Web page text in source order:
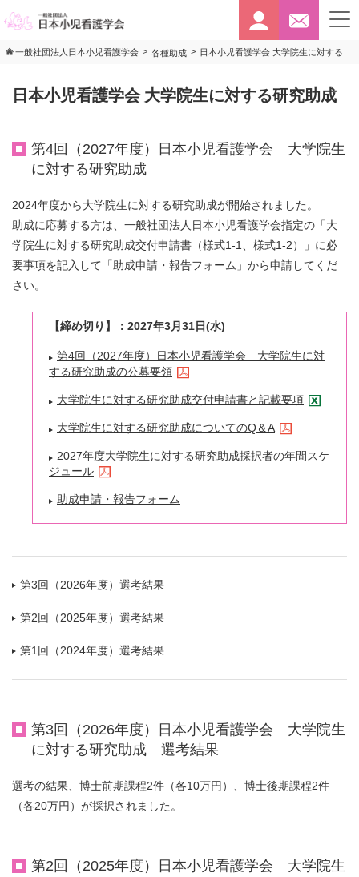
一般社団法人日本小児看護学会 > 各種助成 > 日本小児看護学会 大学院生に対する研究助成
日本小児看護学会 大学院生に対する研究助成
第4回（2027年度）日本小児看護学会 大学院生
に対する研究助成
2024年度から大学院生に対する研究助成が開始されました。
助成に応募する方は、一般社団法人日本小児看護学会指定の「大
学院生に対する研究助成交付申請書（様式1-1、様式1-2）」に必
要事項を記入して「助成申請・報告フォーム」から申請してくだ
さい。
【締め切り】：2027年3月31日(水)
第4回（2027年度）日本小児看護学会 大学院生に対
する研究助成の公募要領
大学院生に対する研究助成交付申請書と記載要項
大学院生に対する研究助成についてのQ＆A
2027年度大学院生に対する研究助成採択者の年間スケ
ジュール
助成申請・報告フォーム
第3回（2026年度）選考結果
第2回（2025年度）選考結果
第1回（2024年度）選考結果
第3回（2026年度）日本小児看護学会 大学院生
に対する研究助成 選考結果
選考の結果、博士前期課程2件（各10万円）、博士後期課程2件
（各20万円）が採択されました。
第2回（2025年度）日本小児看護学会 大学院生